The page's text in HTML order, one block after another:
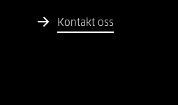
Kontakt oss